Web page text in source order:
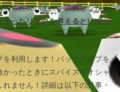
らにスパイスを消費しながら
かったリスクを考えるとレポー
利用します！バックアップを
ったときにスパイスやオシャ
ません！詳細は以下の記事・